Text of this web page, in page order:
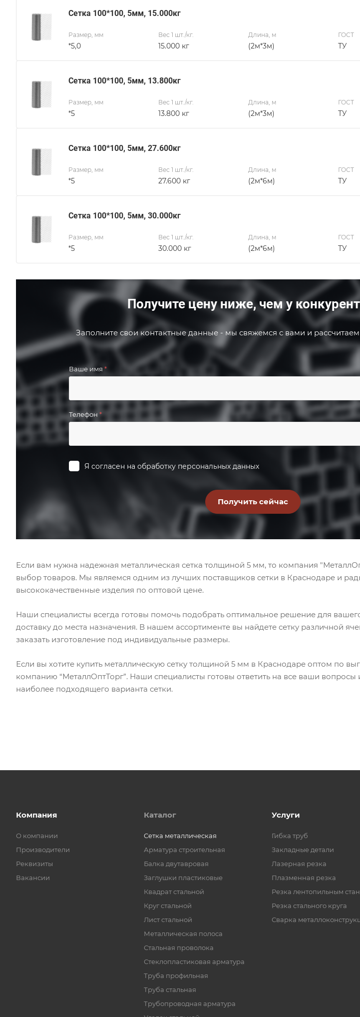
Сетка 100*100, 5мм, 15.000кг
Размер, мм
*5,0
Вес 1 шт./кг.
15.000 кг
Длина, м
(2м*3м)
ГОСТ
ТУ
Сетка 100*100, 5мм, 13.800кг
Размер, мм
*5
Вес 1 шт./кг.
13.800 кг
Длина, м
(2м*3м)
ГОСТ
ТУ
Сетка 100*100, 5мм, 27.600кг
Размер, мм
*5
Вес 1 шт./кг.
27.600 кг
Длина, м
(2м*6м)
ГОСТ
ТУ
Сетка 100*100, 5мм, 30.000кг
Размер, мм
*5
Вес 1 шт./кг.
30.000 кг
Длина, м
(2м*6м)
ГОСТ
ТУ
Получите цену ниже, чем у
Заполните свои контактные данные - мы свяжемся с вами и рассчитаем
Ваше имя *
Телефон *
Я согласен на обработку персональных данных
Если вам нужна надежная металлическая сетка толщиной 5 мм, то компания
выбор товаров. Мы являемся одним из лучших поставщиков сетки в Краснодаре и
высококачественные изделия по оптовой цене.
Наши специалисты всегда готовы помочь подобрать оптимальное решение для
доставку до места назначения. В нашем ассортименте вы найдете сетку различной
заказать изготовление под индивидуальные размеры.
Если вы хотите купить металлическую сетку толщиной 5 мм в Краснодаре оптом по
компанию “МеталлОптТорг”. Наши специалисты готовы ответить на все ваши
наиболее подходящего варианта сетки.
Компания
О компании
Производители
Реквизиты
Вакансии
Каталог
Cетка металлическая
Арматура строительная
Балка двутавровая
Заглушки пластиковые
Квадрат стальной
Круг стальной
Лист стальной
Металлическая полоса
Стальная проволока
Стеклопластиковая арматура
Труба профильная
Труба стальная
Трубопроводная арматура
Услуги
Гибка труб
Закладные детали
Лазерная резка
Плазменная резка
Резка лентопильным
Резка стального круга
Сварка